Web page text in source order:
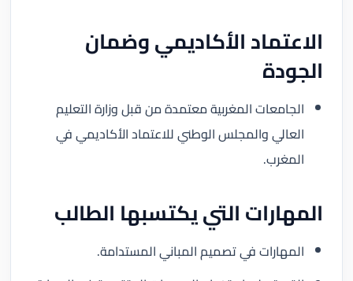
الاعتماد الأكاديمي وضمان
الجودة
الجامعات المغربية معتمدة من قبل وزارة التعليم
العالي والمجلس الوطني للاعتماد الأكاديمي في
المغرب.
المهارات التي يكتسبها الطالب
المهارات في تصميم المباني المستدامة.